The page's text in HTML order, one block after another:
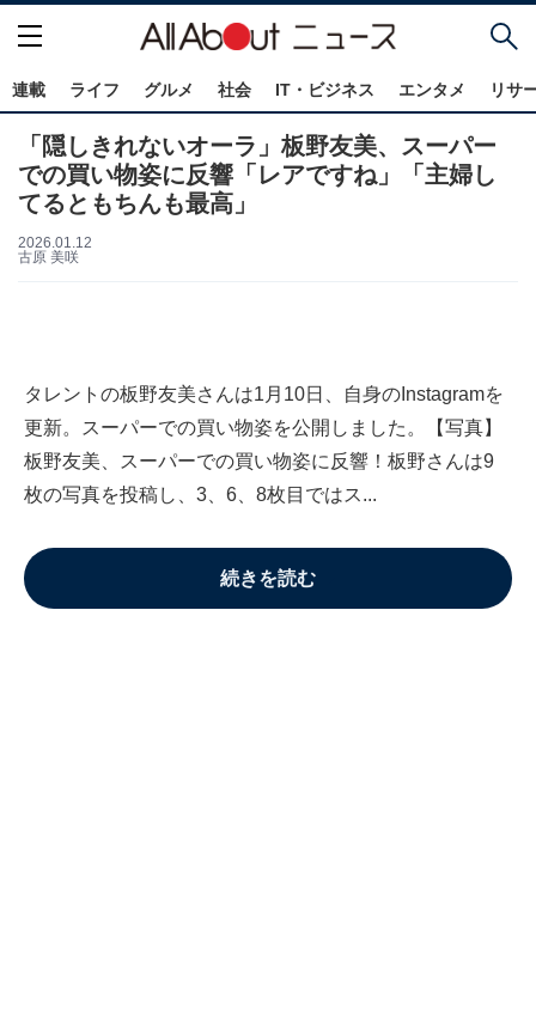
連載 ライフ グルメ 社会 IT・ビジネス エンタメ リサ
「隠しきれないオーラ」板野友美、スーパー
での買い物姿に反響「レアですね」「主婦し
てるともちんも最高」
2026.01.12
古原 美咲
タレントの板野友美さんは1月10日、自身のInstagramを
更新。スーパーでの買い物姿を公開しました。【写真】
板野友美、スーパーでの買い物姿に反響！板野さんは9
枚の写真を投稿し、3、6、8枚目ではス...
続きを読む